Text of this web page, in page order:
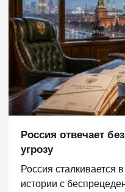
Россия отвечает
угрозу
Россия сталкивается
истории с